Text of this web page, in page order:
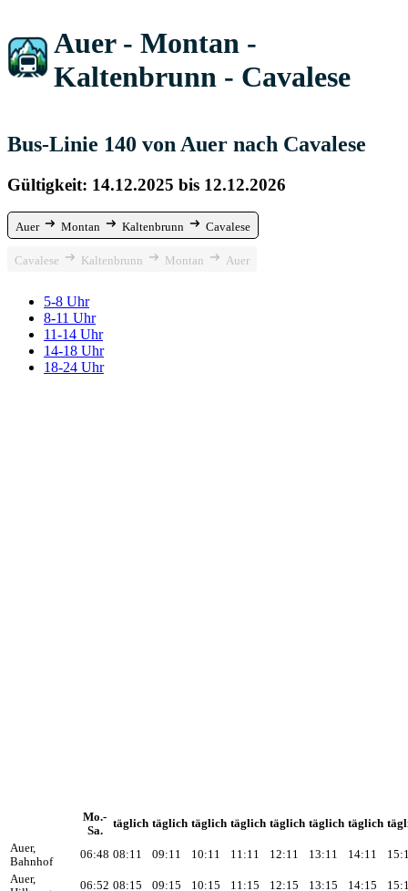
Auer - Montan -
Kaltenbrunn - Cavalese
Bus-Linie 140 von Auer nach Cavalese
Gültigkeit: 14.12.2025 bis 12.12.2026
Auer Montan Kaltenbrunn Cavalese
Cavalese Kaltenbrunn Montan Auer
5-8 Uhr
8-11 Uhr
11-14 Uhr
14-18 Uhr
18-24 Uhr
Mo.-
Sa.
täglich täglich täglich täglich täglich täglich täglich
Auer,
Bahnhof
06:48 08:11 09:11 10:11 11:11 12:11 13:11 14:11
Auer,
06:52 08:15 09:15 10:15 11:15 12:15 13:15 14:15